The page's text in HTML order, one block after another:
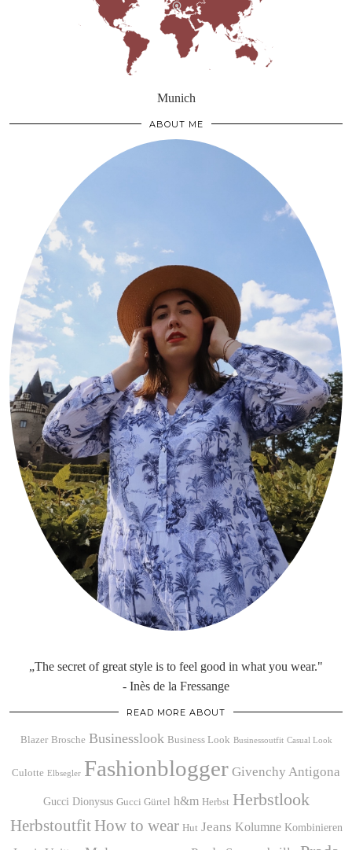
Munich
ABOUT ME
„The secret of great style is to feel good in what you wear."
- Inès de la Fressange
READ MORE ABOUT
Blazer Brosche Businesslook Business Look Businessoutfit Casual Look
Culotte Elbsegler Fashionblogger Givenchy Antigona
Gucci Dionysus Gucci Gürtel h&m Herbst Herbstlook
Herbstoutfit How to wear Hut Jeans Kolumne Kombinieren